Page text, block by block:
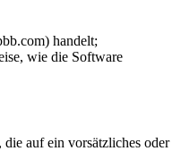
handelt;
wie die Software
auf ein vorsätzliches oder